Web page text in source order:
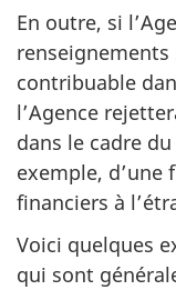
En outre, si
renseignements
contribuable
l’Agence
dans le cadre
exemple, d’une
financiers à
Voici quelques
qui sont